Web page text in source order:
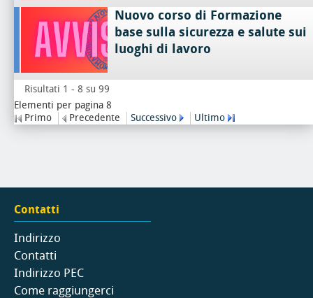
Nuovo corso di Formazione
base sulla sicurezza e salute sui
luoghi di lavoro
Risultati 1 - 8 su 99
Elementi per pagina 8
Primo
Precedente Successivo Ultimo
Contatti
Indirizzo
Contatti
Indirizzo PEC
Come raggiungerci